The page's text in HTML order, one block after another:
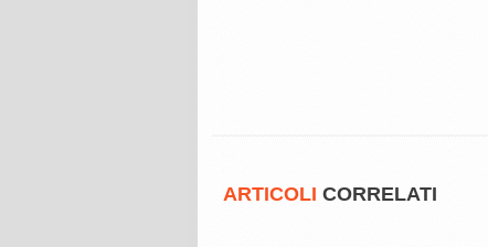
ARTICOLI CORRELATI